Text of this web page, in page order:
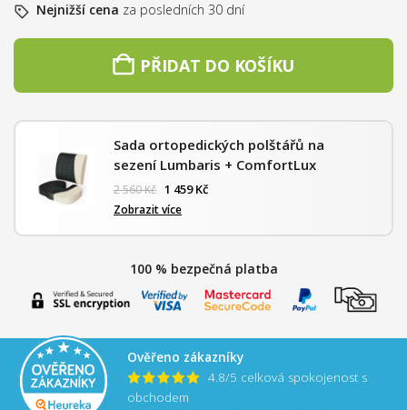
Nejnižší cena za posledních 30 dní
PŘIDAT DO KOŠÍKU
Sada ortopedických polštářů na
sezení Lumbaris + ComfortLux
2 560Kč 1 459Kč
Zobrazit více
100 % bezpečná platba
Ověřeno zákazníky
4.8/5 celková spokojenost s
obchodem